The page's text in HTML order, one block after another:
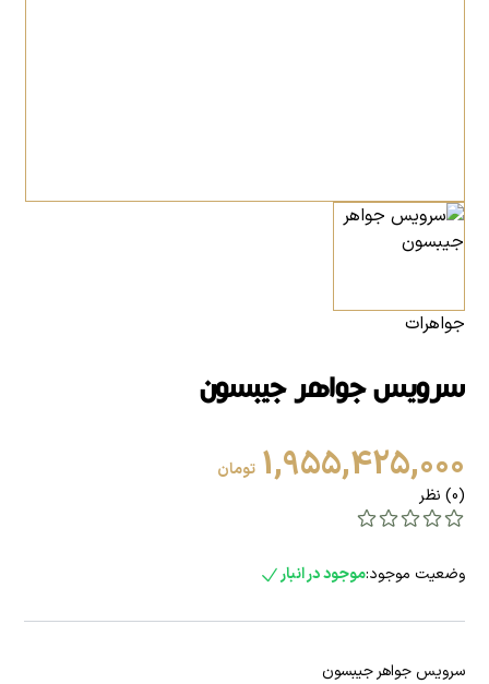
جواهرات
سرویس جواهر جیبسون
1,955,425,000 تومان
(0) نظر
وضعیت موجود:موجود در انبار
سرویس جواهر جیبسون